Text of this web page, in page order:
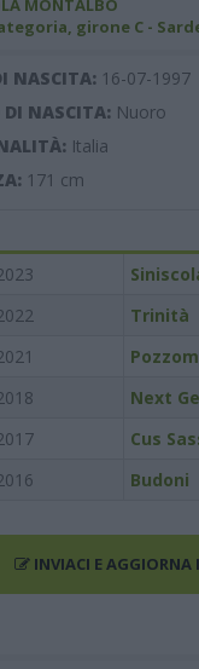
MONTALBO
girone C -
NASCITA: 16-07-1997
DI NASCITA: Nuoro
Italia
171 cm
Trinità
Next
Cus
Budoni
INVIACI E